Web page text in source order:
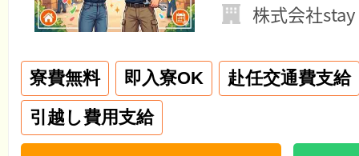
株式会社
寮費無料 即入寮OK
赴任交通費支給
引越し費用支給